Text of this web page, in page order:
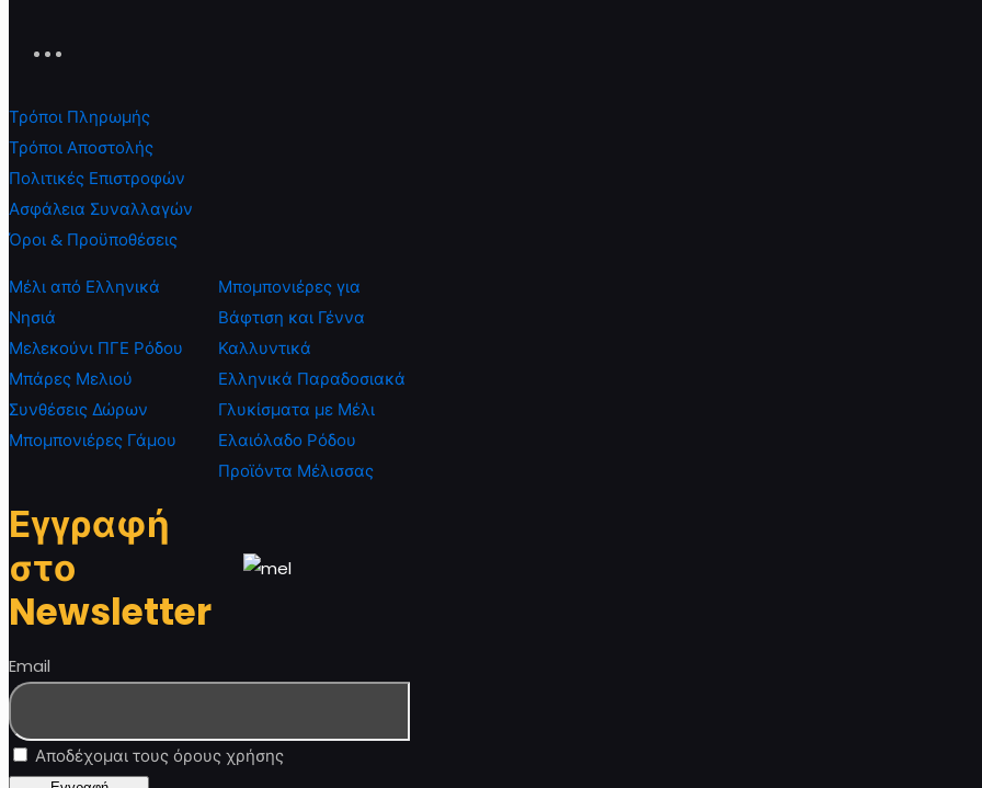
Τρόποι Πληρωμής
Τρόποι Αποστολής
Πολιτικές Επιστροφών
Ασφάλεια Συναλλαγών
Όροι & Προϋποθέσεις
Μέλι από Ελληνικά
Νησιά
Μελεκούνι ΠΓΕ Ρόδου
Μπάρες Μελιού
Συνθέσεις Δώρων
Μπομπονιέρες Γάμου
Μπομπονιέρες για
Βάφτιση και Γέννα
Καλλυντικά
Ελληνικά Παραδοσιακά
Γλυκίσματα με Μέλι
Ελαιόλαδο Ρόδου
Προϊόντα Μέλισσας
Εγγραφή
στο
Newsletter
Email
Αποδέχομαι τους όρους χρήσης